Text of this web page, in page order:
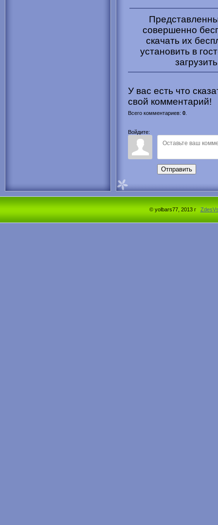
совершенно
скачать их
установить в
У вас есть что
свой комментарий!
Всего комментариев: 0
Войдите:
Отправить
© yolbars77, 2013 г